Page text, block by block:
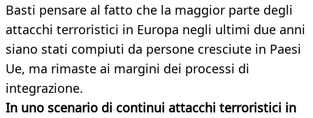
Basti pensare al fatto che la maggior parte degli
attacchi terroristici in Europa negli ultimi due anni
siano stati compiuti da persone cresciute in Paesi
Ue, ma rimaste ai margini dei processi di
integrazione.
In uno scenario di continui attacchi terroristici in